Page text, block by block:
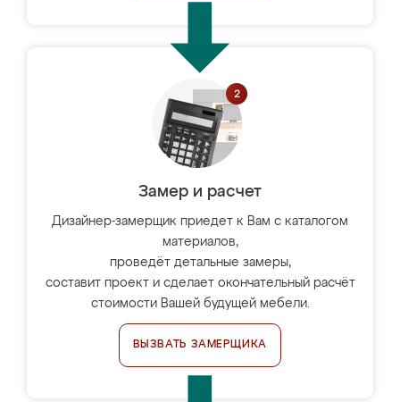
Замер и расчет
Дизайнер-замерщик приедет к Вам с каталогом
материалов,
проведёт детальные замеры,
составит проект и сделает окончательный расчёт
стоимости Вашей будущей мебели.
ВЫЗВАТЬ ЗАМЕРЩИКА